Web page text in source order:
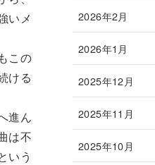
いメ
この
ける
進ん
は不
いう
2026年2月
2026年1月
2025年12月
2025年11月
2025年10月